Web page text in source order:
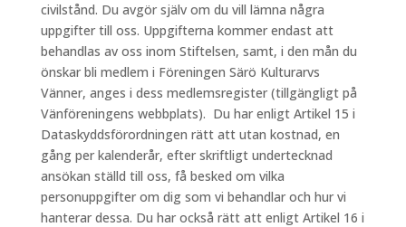
civilstånd. Du avgör själv om du vill lämna några
uppgifter till oss. Uppgifterna kommer endast att
behandlas av oss inom Stiftelsen, samt, i den mån du
önskar bli medlem i Föreningen Särö Kulturarvs
Vänner, anges i dess medlemsregister (tillgängligt på
Vänföreningens webbplats). Du har enligt Artikel 15 i
Dataskyddsförordningen rätt att utan kostnad, en
gång per kalenderår, efter skriftligt undertecknad
ansökan ställd till oss, få besked om vilka
personuppgifter om dig som vi behandlar och hur vi
hanterar dessa. Du har också rätt att enligt Artikel 16 i